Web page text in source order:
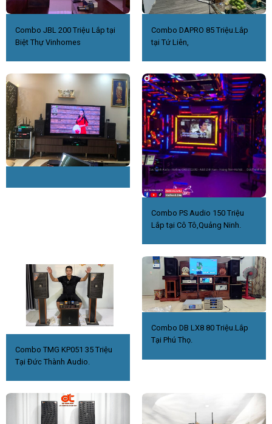
Combo JBL 200 Triệu Lắp tại
Biệt Thự Vinhomes
Combo DAPRO 85 Triệu.Lắp
tại Tứ Liên,
Combo PS Audio 150 Triệu
Lắp tại Cô Tô,Quảng Ninh.
Combo TMG KP051 35 Triệu
Tại Đức Thành Audio.
Combo DB LX8 80 Triệu.Lắp
Tại Phú Thọ.